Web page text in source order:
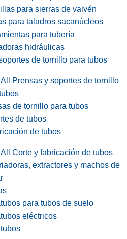
para sierras de vaivén
para taladros sacanúcleos
para tubería
hidráulicas
de tornillo para tubos
Prensas y soportes de tornillo
de tornillo para tubos
de tubos
de tubos
Corte y fabricación de tubos
extractores y machos de
para tubos de suelo
eléctricos